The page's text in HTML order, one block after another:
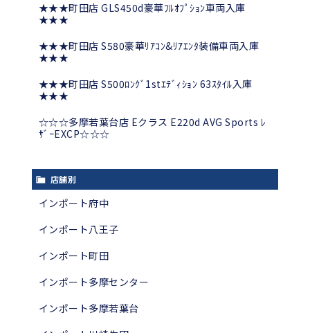
★★★町田店 GLS450d豪華ﾌﾙｵﾌﾟｼｮﾝ車両入庫
★★★
★★★町田店 S580豪華ﾘｱｺﾝ&ﾘｱｴﾝﾀ装備車両入庫
★★★
★★★町田店 S500ﾛﾝｸﾞ1stｴﾃﾞｨｼｮﾝ 63ｽﾀｲﾙ入庫
★★★
☆☆☆多摩若葉台店 Eクラス E220d AVG Sports ﾚ
ｻﾞｰEXCP☆☆☆
店舗別
インポート府中
インポート八王子
インポート町田
インポート多摩センター
インポート多摩若葉台